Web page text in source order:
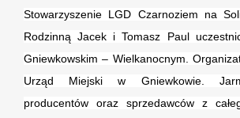
Stowarzyszenie LGD Czarnoziem na
Rodzinną Jacek i Tomasz Paul
Gniewkowskim – Wielkanocnym.
Urząd Miejski w Gniewkowie.
producentów oraz sprzedawców z